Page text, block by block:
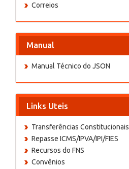
Correios
Manual
Manual Técnico do JSON
Links Uteis
Transferências Constitucionais
Repasse ICMS/IPVA/IPI/FIES
Recursos do FNS
Convênios